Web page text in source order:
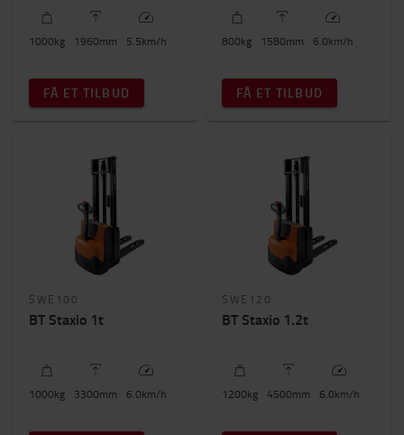
1000kg 1960mm 5.5km/h
FÅ ET TILBUD
800kg 1580mm 6.0km/h
FÅ ET TILBUD
SWE100
BT Staxio 1t
1000kg 3300mm 6.0km/h
SWE120
BT Staxio 1.2t
1200kg 4500mm 6.0km/h